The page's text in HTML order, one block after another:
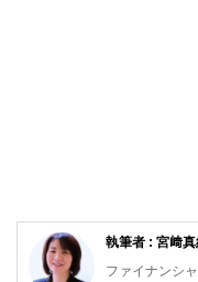
執筆者 : 宮﨑
ファイナンシ